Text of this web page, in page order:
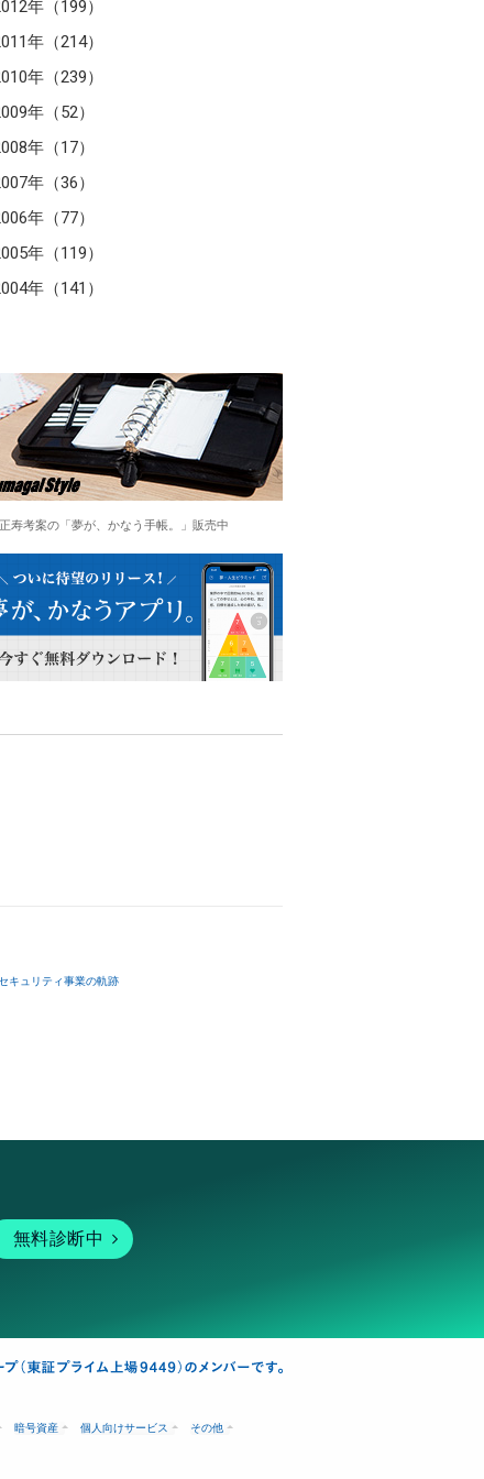
年（199）
年（214）
年（239）
年（52）
年（17）
年（36）
年（77）
年（119）
年（141）
寿考案の「夢が、かなう手帳。」販売中
キュリティ事業の軌跡
無料診断中
暗号資産 個人向けサービス その他